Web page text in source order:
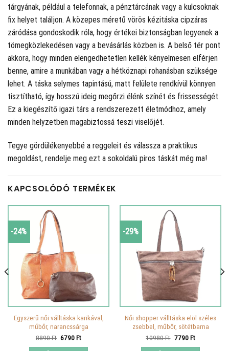
tárgyának, például a telefonnak, a pénztárcának vagy a kulcsoknak
fix helyet találjon. A közepes méretű vörös kézitáska cipzáras
záródása gondoskodik róla, hogy értékei biztonságban legyenek a
tömegközlekedésen vagy a bevásárlás közben is. A belső tér pont
akkora, hogy minden elengedhetetlen kellék kényelmesen elférjen
benne, amire a munkában vagy a hétköznapi rohanásban szüksége
lehet. A táska selymes tapintású, matt felülete rendkívül könnyen
tisztítható, így hosszú ideig megőrzi élénk színét és frissességét.
Ez a kiegészítő igazi társ a rendszerezett életmódhoz, amely
minden helyzetben magabiztossá teszi viselőjét.
Tegye gördülékenyebbé a reggeleit és válassza a praktikus
megoldást, rendelje meg ezt a sokoldalú piros táskát még ma!
KAPCSOLÓDÓ TERMÉKEK
-24%
Egyszerű női válltáska karikával,
műbőr, narancssárga
8890Ft Original
6790FtCurrent
-29%
Női shopper válltáska elöl széles
zsebbel, műbőr, sötétbarna
10980Ft Original
7790FtCurrent